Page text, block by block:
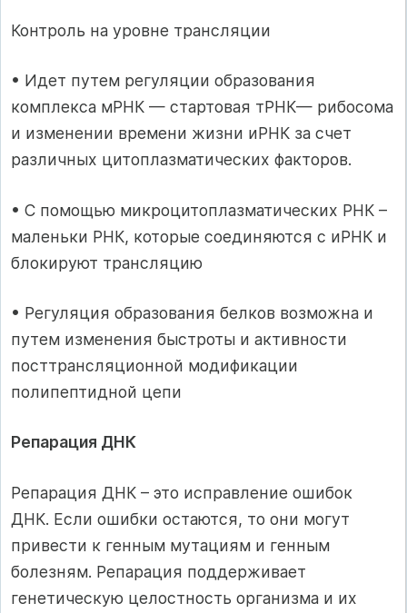
Контроль на уровне трансляции
• Идет путем регуляции образования
комплекса мРНК — стартовая тРНК— рибосома
и изменении времени жизни иРНК за счет
различных цитоплазматических факторов.
• С помощью микроцитоплазматических РНК –
маленьки РНК, которые соединяются с иРНК и
блокируют трансляцию
• Регуляция образования белков возможна и
путем изменения быстроты и активности
посттрансляционной модификации
полипептидной цепи
Репарация ДНК
Репарация ДНК – это исправление ошибок
ДНК. Если ошибки остаются, то они могут
привести к генным мутациям и генным
болезням. Репарация поддерживает
генетическую целостность организма и их